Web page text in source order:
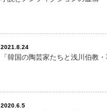
2021.8.24
「韓国の陶芸家たちと浅川伯教
2020.6.5